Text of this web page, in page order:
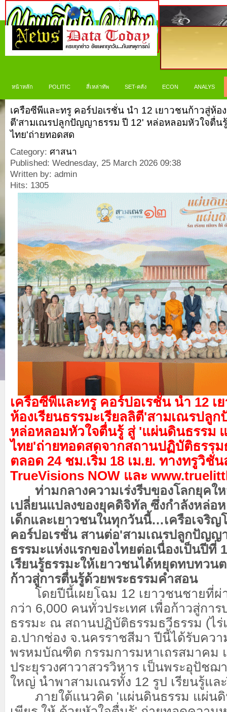
หน้าหลัก POLITIC สี่เหล่าทัพ SET-คลัง ECON ANALYS
เครือซีพีและทรู คอร์ปอเรชั่น นำ 12 เยาวชนก้าวสู่ห้อง
ตี'สามเณรปลูกปัญญาธรรม ปี 12' หล่อหลอมหัวใจตื่น
ไทย'ถ่ายทอดสด
Category: ศาสนา
Published: Wednesday, 25 March 2026 09:38
Written by: admin
Hits: 1305
เครือซีพีและทรู คอร์ปอเรชั่น นำ 12 เ
ห้องเรียนธรรมะเรียลลิตี'สามเณรปลู
หล่อหลอมหัวใจตื่นรู้ สู่ 'แผ่นดินธรรม
ไทย'ถ่ายทอดสดจากสถานปฏิบัติธรรม
ตลอด 24 ชม.เริ่ม 18 เม.ย. ทางทรูวิชั่
TrueVisions NOW และ
ท่ามกลางความเร่งรีบของโลกยุคให
เปลี่ยนแปลงของยุคดิจิทัล ซึ่งกำลังหล่อ
เด็กและเยาวชนในทุกวันนี้…เครือเจริ
คอร์ปอเรชั่น สานต่อ'สามเณรปลูกปัญญ
ธรรมะแห่งแรกของไทยต่อเนื่องเป็นปีที่
เรียนรู้ธรรมะให้เยาวชนได้หยุดทบทวน
ก้าวสู่การตื่นรู้ด้วยพระธรรมคำสอน
โดยปีนี้เผยโฉม 12 เยาวชนชายที่ผ่
กว่า 6,000 คนทั่วประเทศ เพื่อก้าวสู่การ
ธรรมะ ณ สถานปฏิบัติธรรมธวีธรรม (ไร่
อ.ปากช่อง จ.นครราชสีมา ปีนี้ได้รับควา
พรหมบัณฑิต กรรมการมหาเถรสมาคม
ประยุรวงศาวาสวรวิหาร เป็นพระอุปัชฌ
ใหญ่ นำพาสามเณรทั้ง 12 รูป เรียนรู้แล
ภายใต้แนวคิด 'แผ่นดินธรรม แผ่นดิ